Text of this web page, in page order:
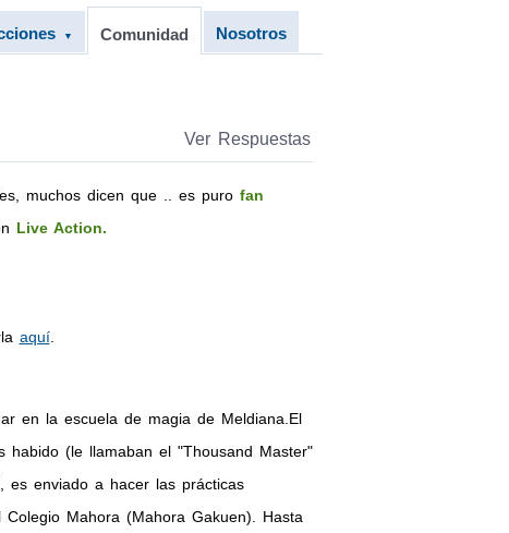
▼ Comunidad Nosotros
Ver Respuestas
muchos dicen que .. es puro fan
Live Action.
aquí.
en la escuela de magia de Meldiana.El
(le llamaban el "Thousand Master"
es enviado a hacer las prácticas
Mahora (Mahora Gakuen). Hasta